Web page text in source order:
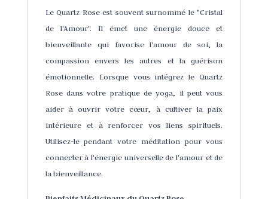
Le Quartz Rose est souvent surnommé le "Cristal
de l'Amour". Il émet une énergie douce et
bienveillante qui favorise l'amour de soi, la
compassion envers les autres et la guérison
émotionnelle. Lorsque vous intégrez le Quartz
Rose dans votre pratique de yoga, il peut vous
aider à ouvrir votre cœur, à cultiver la paix
intérieure et à renforcer vos liens spirituels.
Utilisez-le pendant votre méditation pour vous
connecter à l'énergie universelle de l'amour et de
la bienveillance.